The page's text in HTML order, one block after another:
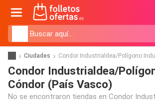
Ciudades Condor Industrialdea/Polígono
Condor Industrialdea/
Cóndor (País Vasco)
No se encontraron tiendas en Condor